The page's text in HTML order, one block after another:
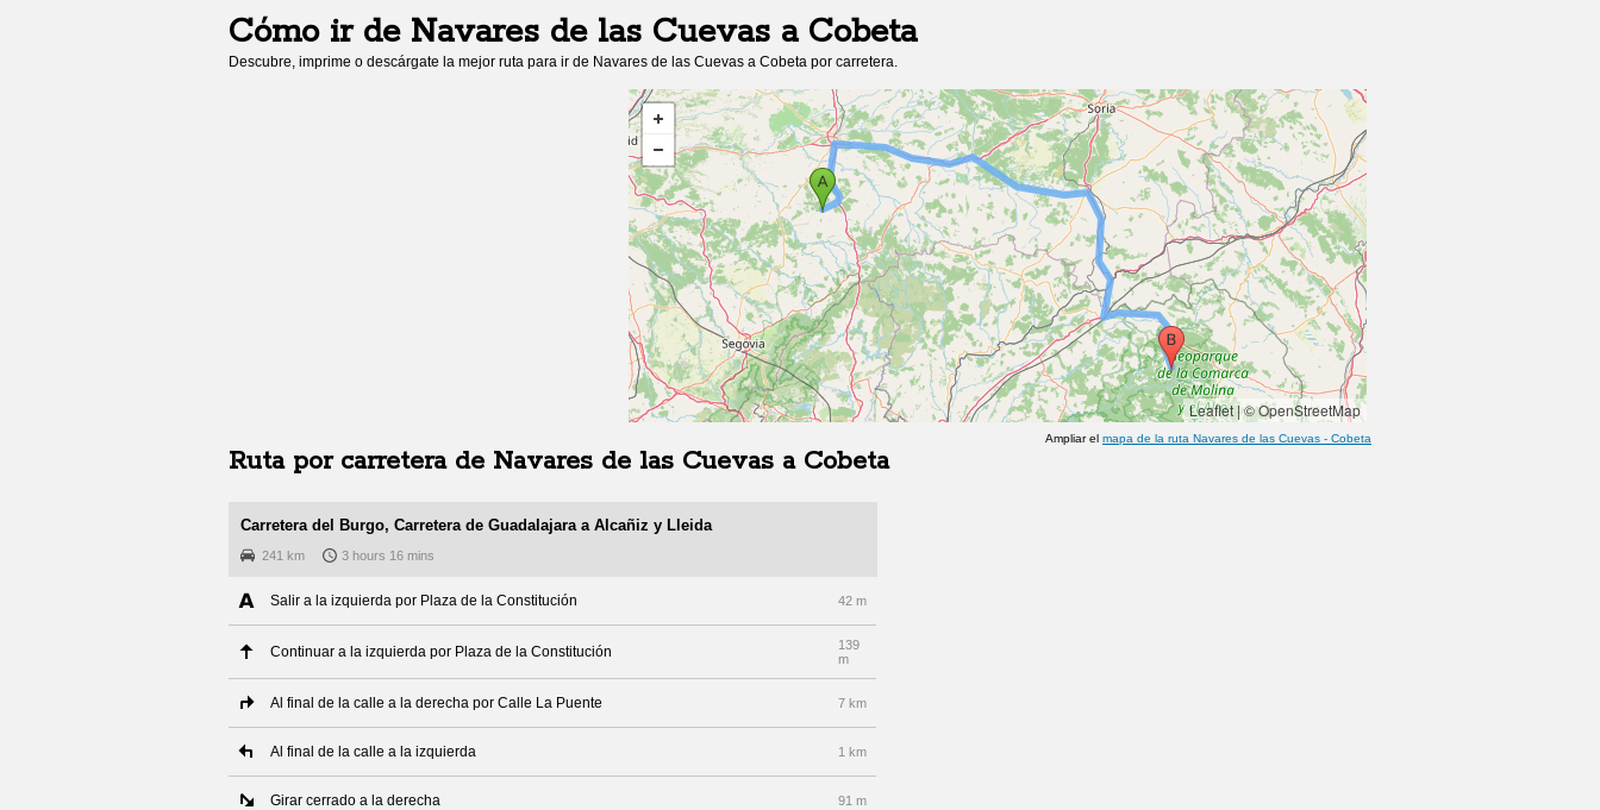
Cómo ir de Navares de las Cuevas a Cobeta
Descubre, imprime o descárgate la mejor ruta para ir de Navares de las Cuevas a Cobeta por carretera.
Leaflet|© OpenStreetMap
Ampliar el mapa de la ruta Navares de las Cuevas - Cobeta
Ruta por carretera de Navares de las Cuevas a Cobeta
Carretera del Burgo, Carretera de Guadalajara a Alcañiz y Lleida
241 km 3 hours 16 mins
Salir a la izquierda por Plaza de la Constitución 42 m
Continuar a la izquierda por Plaza de la Constitución
139
m
Al final de la calle a la derecha por Calle La Puente 7 km
Al final de la calle a la izquierda 1 km
Girar cerrado a la derecha 91 m